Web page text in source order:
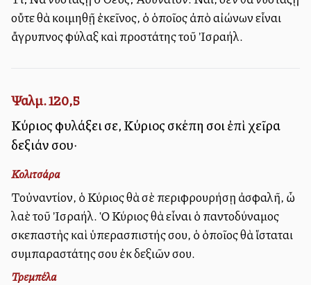
οὔτε θὰ κοιμηθῇ ἐκεῖνος, ὁ ὁποῖος ἀπὸ αἰώνων εἶναι
ἄγρυπνος φύλαξ καὶ προστάτης τοῦ Ἰσραήλ.
Ψαλμ. 120,5
Κύριος φυλάξει σε, Κύριος σκέπη σοι ἐπὶ χεῖρα
δεξιάν σου·
Κολιτσάρα
Τοὐναντίον, ὁ Κύριος θὰ σὲ περιφρουρήσῃ ἀσφαλῆ, ὦ
λαὲ τοῦ Ἰσραήλ. Ὁ Κύριος θὰ εἶναι ὁ παντοδύναμος
σκεπαστὴς καὶ ὑπερασπιστής σου, ὁ ὁποῖος θὰ ἵσταται
συμπαραστάτης σου ἐκ δεξιῶν σου.
Τρεμπέλα